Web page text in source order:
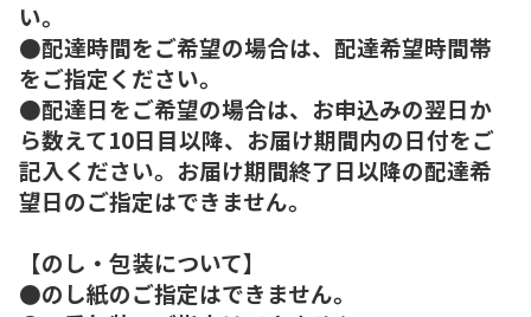
い。
●配達時間をご希望の場合は、配達希望時間帯
をご指定ください。
●配達日をご希望の場合は、お申込みの翌日か
ら数えて10日目以降、お届け期間内の日付をご
記入ください。お届け期間終了日以降の配達希
望日のご指定はできません。
【のし・包装について】
●のし紙のご指定はできません。